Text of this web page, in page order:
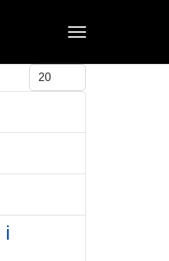
Visualizza #
i